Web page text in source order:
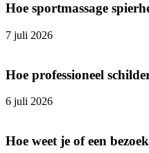
Hoe sportmassage
7 juli 2026
Hoe professioneel
6 juli 2026
Hoe weet je of een